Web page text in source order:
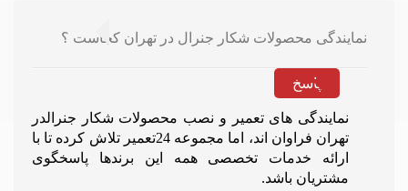
نمایندگی محصولات شکار جنرال در تهران کجاست ؟
پاسخ
نمایندگی های تعمیر و نصب محصولات شکار جنرالدر
تهران فراوان اند، اما مجموعه 24تعمیر تلاش کرده تا با
ارائه خدمات تخصصی همه این برندها پاسخگوی
مشتریان باشد.